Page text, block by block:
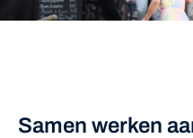
Samen werken